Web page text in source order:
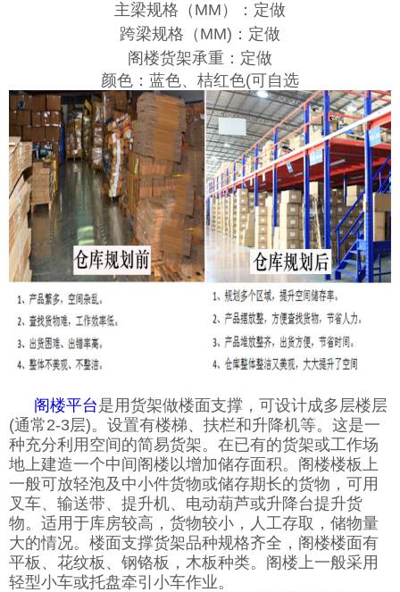
主梁规格（MM）：定做
跨梁规格（MM)：定做
阁楼货架承重：定做
颜色：蓝色、桔红色(可自选
阁楼平台是用货架做楼面支撑，可设计成多层楼层
(通常2-3层)。设置有楼梯、扶栏和升降机等。这是一
种充分利用空间的简易货架。在已有的货架或工作场
地上建造一个中间阁楼以增加储存面积。阁楼楼板上
一般可放轻泡及中小件货物或储存期长的货物，可用
叉车、输送带、提升机、电动葫芦或升降台提升货
物。适用于库房较高，货物较小，人工存取，储物量
大的情况。楼面支撑货架品种规格齐全，阁楼楼面有
平板、花纹板、钢铬板，木板种类。阁楼上一般采用
轻型小车或托盘牵引小车作业。